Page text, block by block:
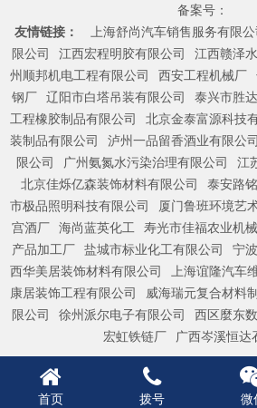
备案号：
友情链接：
上海舒尚汽车销售服务有限公
限公司
江西宏程明胶有限公司 江西赣泽
州顺邦机电工程有限公司
西安工程机械厂
钢厂 辽阳市白塔吊装有限公司 泰兴市胜
工程橡胶制品有限公司
北京金泰富源科技
装制品有限公司
泸州一品留香酒业有限公司
限公司
广州氨氮水污染治理有限公司
江
北京佳烁亿森装饰材料有限公司
泰安路
市极品照明科技有限公司
厦门鲁班环境艺
宫酒厂 海尚蓝英化工 寿光市佳福农业机
产品加工厂 盐城市标业化工有限公司 宁
西华美居装饰材料有限公司
上海谊隆汽车
康居装饰工程有限公司
威海瑞元复合材料
限公司
徐州派尔电子有限公司 西区麼东
宏虹铁链厂
广西岑溪恒达
首页 拨号 微